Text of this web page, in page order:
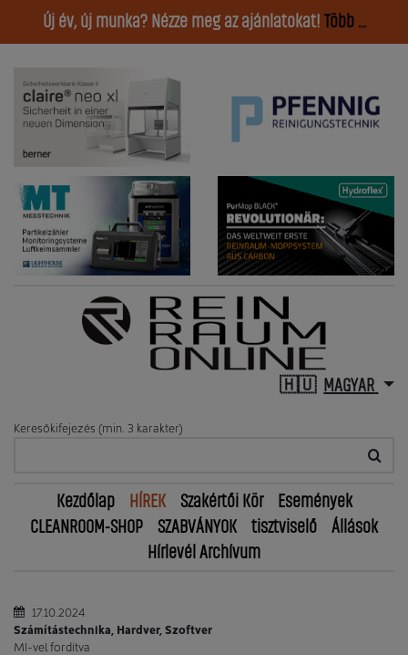
Új év, új munka? Nézze meg az ajánlatokat! Több ...
MAGYAR
Keresőkifejezés (min. 3 karakter)
Kezdőlap HÍREK Szakértői Kör
Események
CLEANROOM-SHOP
SZABVÁNYOK tisztviselő
Állások
Hírlevél Archívum
17.10.2024
Számítástechnika, Hardver, Szoftver
MI-vel fordítva